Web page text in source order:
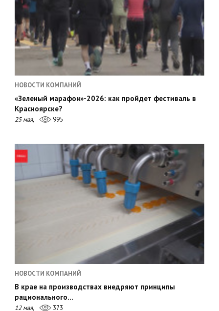
НОВОСТИ КОМПАНИЙ
«Зеленый марафон»-2026: как пройдет фестиваль в
Красноярске?
25 мая, 995
НОВОСТИ КОМПАНИЙ
В крае на производствах внедряют принципы
рационального…
12 мая, 373